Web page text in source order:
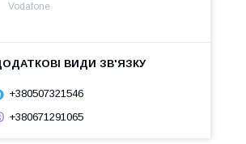
Vodafone
+380507321546
+380671291065